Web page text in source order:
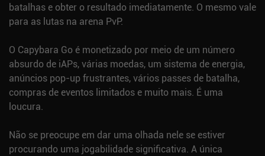
batalhas e obter o resultado imediatamente. O mesmo vale
para as lutas na arena PvP.
O Capybara Go é monetizado por meio de um número
absurdo de iAPs, várias moedas, um sistema de energia,
anúncios pop-up frustrantes, vários passes de batalha,
compras de eventos limitados e muito mais. É uma
loucura.
Não se preocupe em dar uma olhada nele se estiver
procurando uma jogabilidade significativa. A única